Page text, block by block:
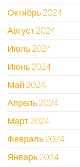
Октябрь 2024
Август 2024
Июль 2024
Июнь 2024
Май 2024
Апрель 2024
Март 2024
Февраль 2024
Январь 2024